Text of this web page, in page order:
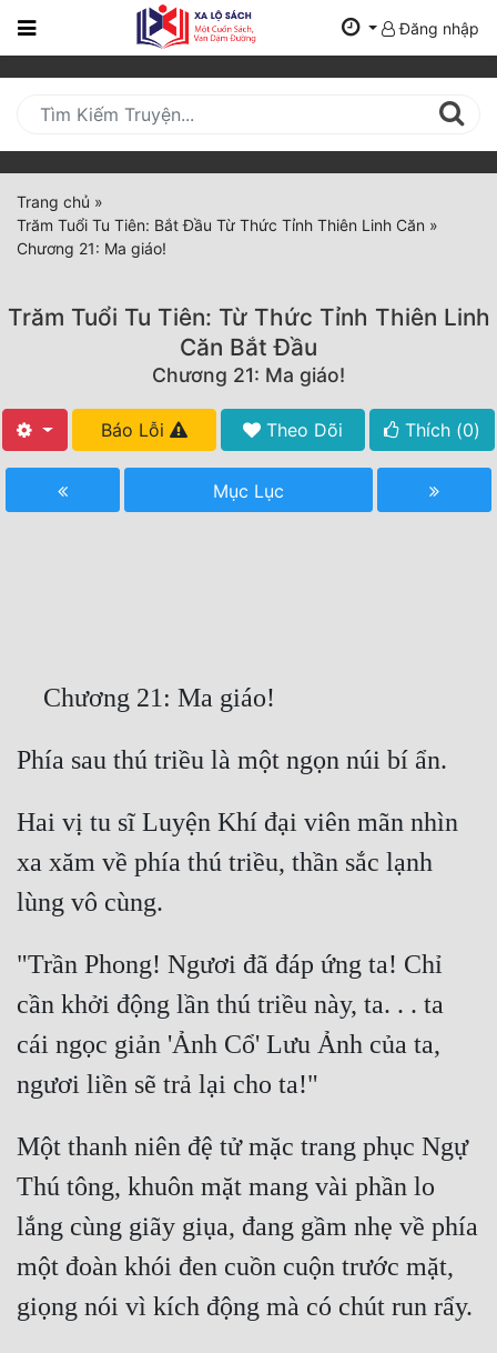
Trang
Mới
Cập
Nhật
(current)
BXH
Truyện Mới Ra
Hoàn Thành
Truyện Nhập Môn
Truyện ngắn
Cạnh Kỹ
Cổ Tiên Hiệp
Cổ Đại
Du Hí
Dã Sử
Dị Giới
Dị Năng
Gia Đấu
Góc Nhìn Nam
Góc Nhìn Nữ
Đăng nhập
Trang chủ »
Trăm Tuổi Tu Tiên: Bắt Đầu Từ Thức Tỉnh Thiên Linh Căn »
Chương 21: Ma giáo!
Trăm Tuổi Tu Tiên: Từ Thức Tỉnh Thiên Linh
Căn Bắt Đầu
Chương 21: Ma giáo!
Báo Lỗi Theo Dõi Thích (0)
Mục Lục
Hai vị tu sĩ Luyện Khí đại viên mãn nhìn
xa xăm về phía thú triều, thần sắc lạnh
"Trần Phong! Ngươi đã đáp ứng ta! Chỉ
cần khởi động lần thú triều này, ta. . . ta
cái ngọc giản 'Ảnh Cổ' Lưu Ảnh của ta,
Một thanh niên đệ tử mặc trang phục Ngự
Thú tông, khuôn mặt mang vài phần lo
lắng cùng giãy giụa, đang gầm nhẹ về phía
một đoàn khói đen cuồn cuộn trước mặt,